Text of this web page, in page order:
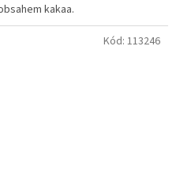
kakaa.
Kód: 113246